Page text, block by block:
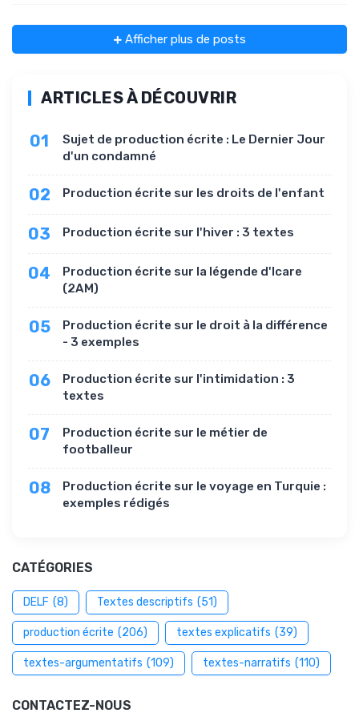
Afficher plus de posts
ARTICLES À DÉCOUVRIR
01
Sujet de production écrite : Le Dernier Jour
d'un condamné
02 Production écrite sur les droits de l'enfant
03 Production écrite sur l'hiver : 3 textes
04
Production écrite sur la légende d'Icare
(2AM)
05
Production écrite sur le droit à la différence
- 3 exemples
06
Production écrite sur l'intimidation : 3
textes
07
Production écrite sur le métier de
footballeur
08
Production écrite sur le voyage en Turquie :
exemples rédigés
CATÉGORIES
DELF (8) Textes descriptifs (51)
production écrite (206) textes explicatifs (39)
textes-argumentatifs (109) textes-narratifs (110)
CONTACTEZ-NOUS